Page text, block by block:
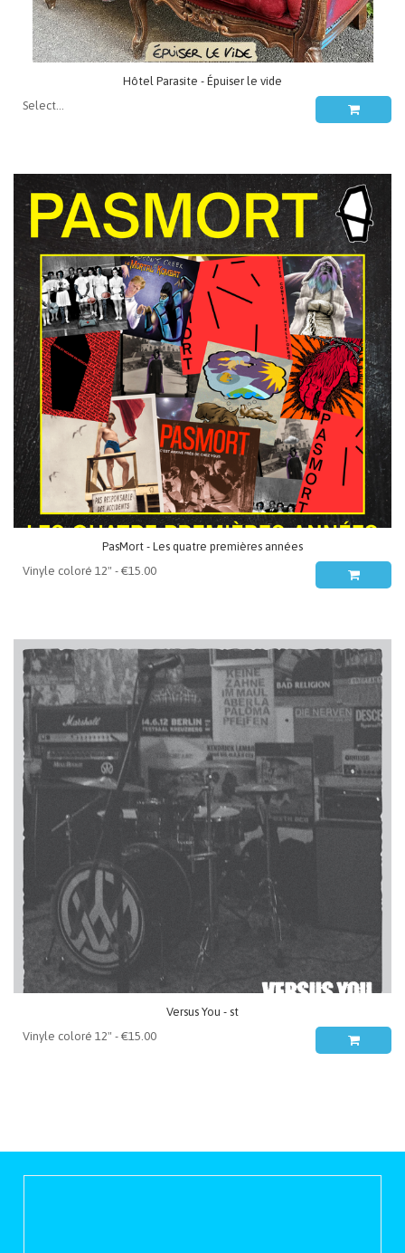
Hôtel Parasite - Épuiser le vide
PasMort - Les quatre premières années
Versus You - st